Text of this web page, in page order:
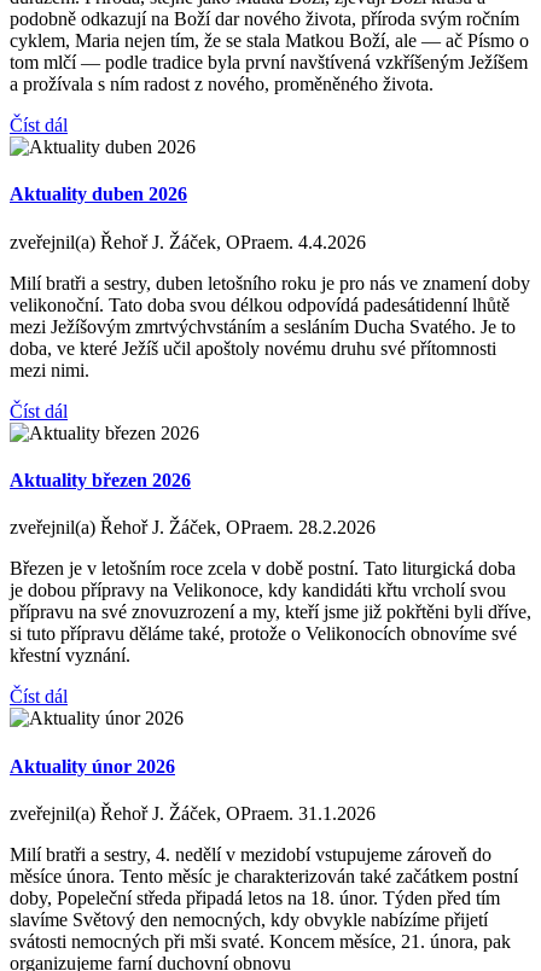
podobně odkazují na Boží dar nového života, příroda svým ročním
cyklem, Maria nejen tím, že se stala Matkou Boží, ale — ač Písmo o
tom mlčí — podle tradice byla první navštívená vzkříšeným Ježíšem
a prožívala s ním radost z nového, proměněného života.
Číst dál
Aktuality duben 2026
zveřejnil(a) Řehoř J. Žáček, OPraem. 4.4.2026
Milí bratři a sestry, duben letošního roku je pro nás ve znamení doby
velikonoční. Tato doba svou délkou odpovídá padesátidenní lhůtě
mezi Ježíšovým zmrtvýchvstáním a sesláním Ducha Svatého. Je to
doba, ve které Ježíš učil apoštoly novému druhu své přítomnosti
mezi nimi.
Číst dál
Aktuality březen 2026
zveřejnil(a) Řehoř J. Žáček, OPraem. 28.2.2026
Březen je v letošním roce zcela v době postní. Tato liturgická doba
je dobou přípravy na Velikonoce, kdy kandidáti křtu vrcholí svou
přípravu na své znovuzrození a my, kteří jsme již pokřtěni byli dříve,
si tuto přípravu děláme také, protože o Velikonocích obnovíme své
křestní vyznání.
Číst dál
Aktuality únor 2026
zveřejnil(a) Řehoř J. Žáček, OPraem. 31.1.2026
Milí bratři a sestry, 4. nedělí v mezidobí vstupujeme zároveň do
měsíce února. Tento měsíc je charakterizován také začátkem postní
doby, Popeleční středa připadá letos na 18. únor. Týden před tím
slavíme Světový den nemocných, kdy obvykle nabízíme přijetí
svátosti nemocných při mši svaté. Koncem měsíce, 21. února, pak
organizujeme farní duchovní obnovu